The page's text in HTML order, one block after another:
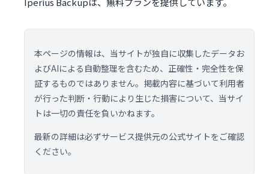
本ページの情報は、当サイトが独自に収集したデータお
よびAIによる自動整理を含むため、正確性・完全性を保
証するものではありません。掲載内容に基づいて利用者
が行った判断・行動により生じた損害について、当サイ
トは一切の責任を負いかねます。
最新の詳細は必ずサービス提供元の公式サイトをご確認
ください。